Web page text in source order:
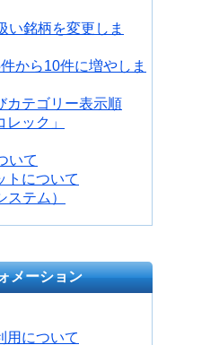
い銘柄を変更しま
から10件に増やしま
カテゴリー表示順
ック」
いて
トについて
ステム）
メーション
用について